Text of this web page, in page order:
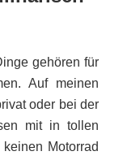
gehören für
Auf meinen
oder bei der
mit in tollen
Motorrad